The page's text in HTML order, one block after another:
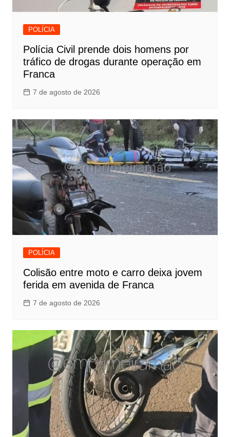
POLÍCIA
Polícia Civil prende dois homens por
tráfico de drogas durante operação em
Franca
7 de agosto de 2026
POLÍCIA
Colisão entre moto e carro deixa jovem
ferida em avenida de Franca
7 de agosto de 2026